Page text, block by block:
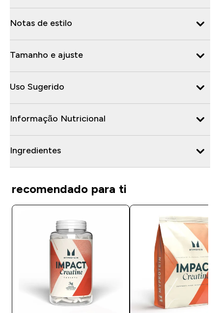
Notas de estilo
Tamanho e ajuste
Uso Sugerido
Informação Nutricional
Ingredientes
recomendado para ti